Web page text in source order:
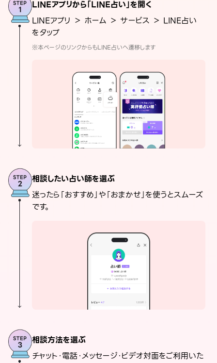
LINEアプリから「LINE占い」を開く
LINEアプリ ＞ ホーム ＞ サービス ＞ LINE占い
をタップ
※本ページのリンクからもLINE占いへ遷移します
相談したい占い師を選ぶ
迷ったら「おすすめ」や「おまかせ」を使うとスムーズ
です。
相談方法を選ぶ
チャット・電話・メッセージ・ビデオ対面をご利用いた